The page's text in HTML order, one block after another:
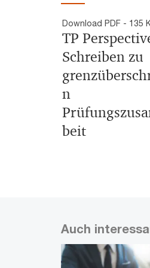
Download PDF - 135
TP
Schreiben zu
n
beit
Auch